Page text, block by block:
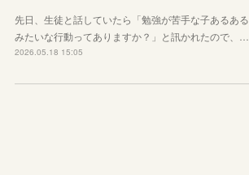
先日、生徒と話していたら「勉強が苦手な子あるある
みたいな行動ってありますか？」と訊かれたので、…
2026.05.18 15:05